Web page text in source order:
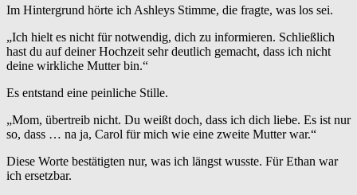
Im Hintergrund hörte ich Ashleys Stimme, die fragte, was los sei.
„Ich hielt es nicht für notwendig, dich zu informieren. Schließlich
hast du auf deiner Hochzeit sehr deutlich gemacht, dass ich nicht
deine wirkliche Mutter bin.“
Es entstand eine peinliche Stille.
„Mom, übertreib nicht. Du weißt doch, dass ich dich liebe. Es ist nur
so, dass … na ja, Carol für mich wie eine zweite Mutter war.“
Diese Worte bestätigten nur, was ich längst wusste. Für Ethan war
ich ersetzbar.